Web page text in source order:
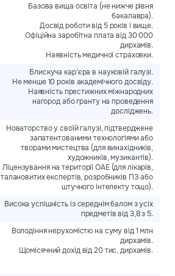
Базова вища освіта (не нижче рівня
бакалавра).
Досвід роботи від 5 років і вище.
Офіційна заробітна плата від 30 000
дирхамів.
Наявність медичної страховки.
Блискуча кар’єра в науковій галузі.
Не менше 10 років академічного досвіду.
Наявність престижних міжнародних
нагород або гранту на проведення
досліджень.
Новаторство у своїй галузі, підтверджене
запатентованими технологіями або
творами мистецтва (для винахідників,
художників, музикантів).
Ліцензування на території ОАЕ (для лікарів,
талановитих експертів, розробників ПЗ або
штучного інтелекту тощо).
Висока успішність із середнім балом з усіх
предметів від 3,8 з 5.
Володіння нерухомістю на суму від 1 млн
дирхамів.
Щомісячний дохід від 20 тис. дирхамів.